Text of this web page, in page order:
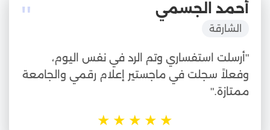
" أحمد الجسمي
الشارقة
"أرسلت استفساري وتم الرد في نفس اليوم،
وفعلاً سجلت في ماجستير إعلام رقمي والجامعة
ممتازة."
★
★
★
★
★